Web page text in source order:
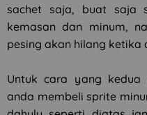
sachet saja, buat saja
kemasan dan minum,
pesing akan hilang ketika
Untuk cara yang
anda membeli sprite